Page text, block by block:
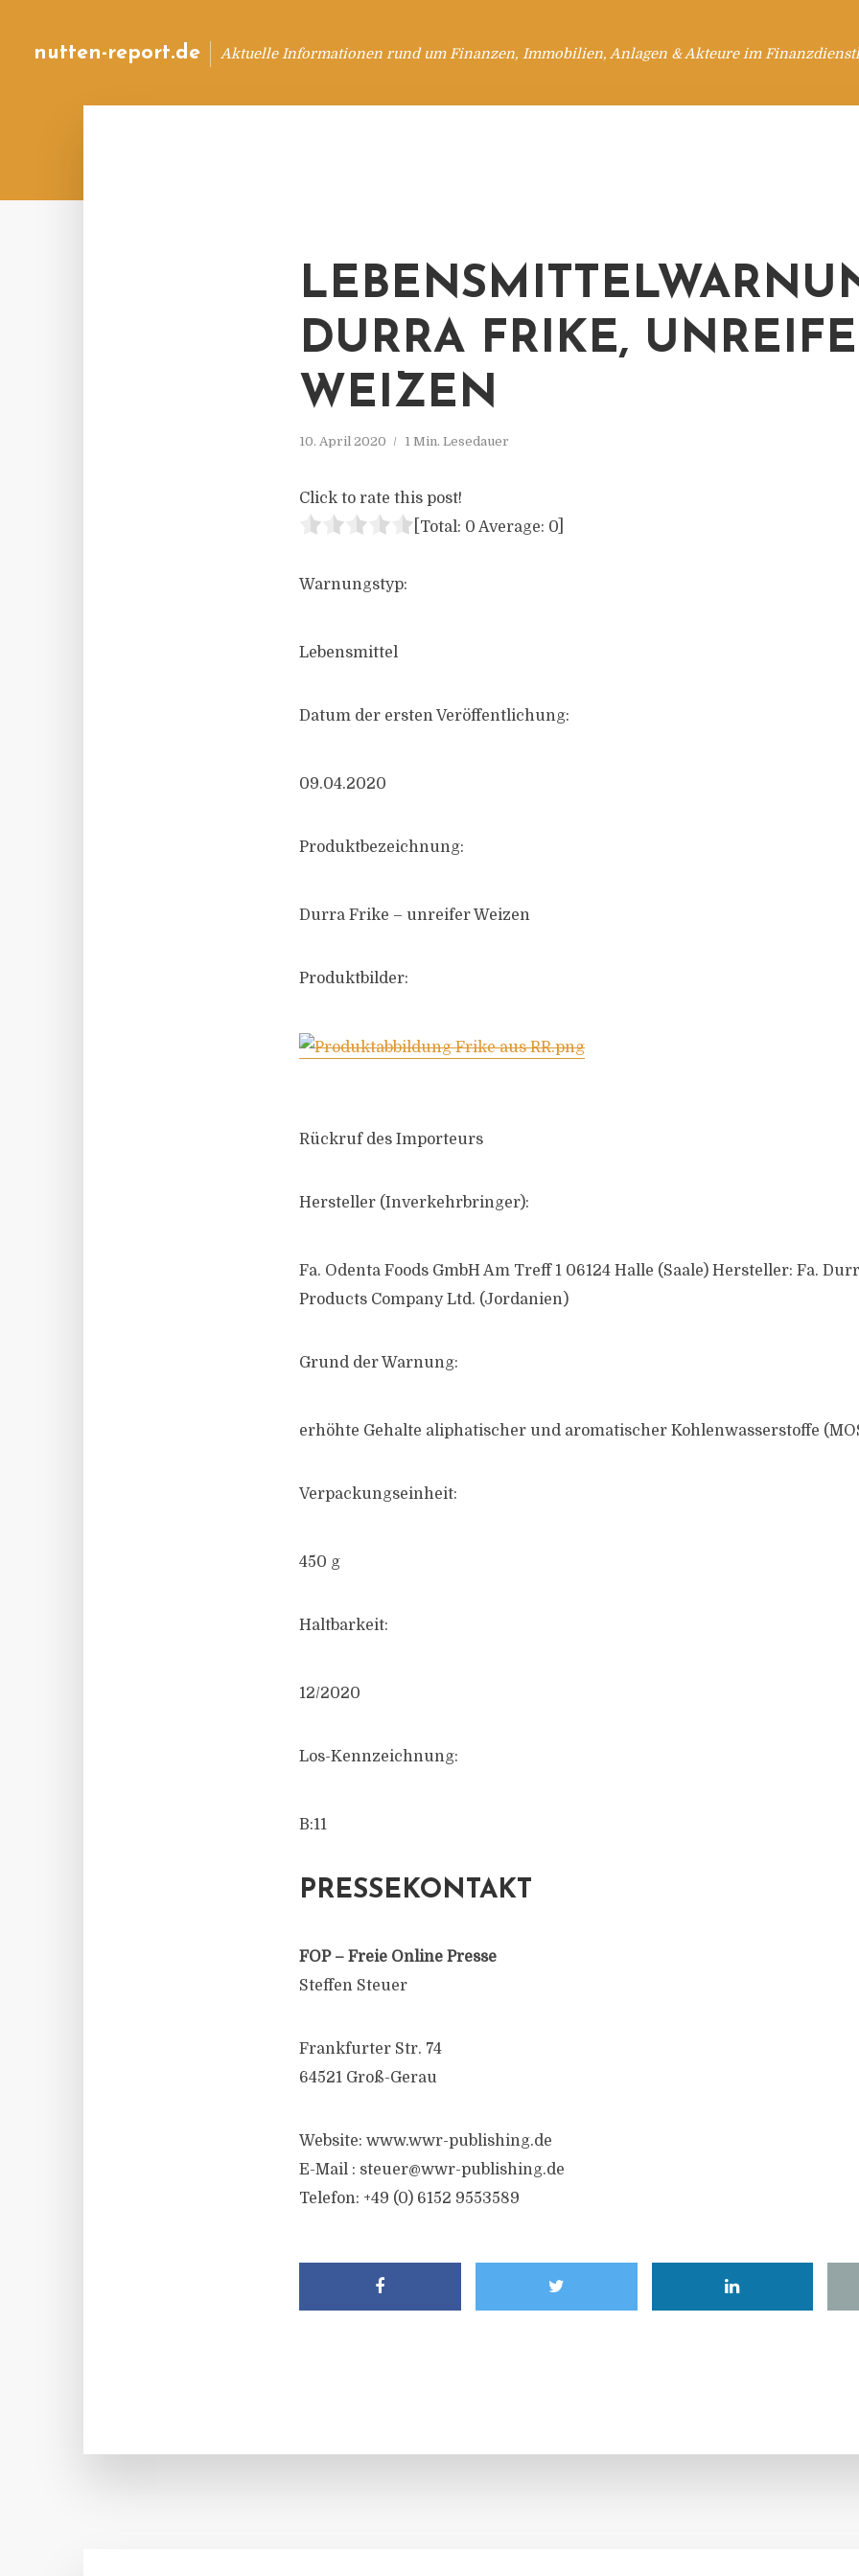
nutten-report.de Aktuelle Informationen rund um Finanzen, Immobilien, Anlagen & Akteure im
DURRA FRIKE,
WEIZEN
10. April 2020 1 Min. Lesedauer
Click to rate this post!
[Total: 0 Average: 0
Warnungstyp:
Lebensmittel
Datum der ersten Veröffentlichung:
09.04.2020
Produktbezeichnung:
Durra Frike – unreifer Weizen
Produktbilder:
Rückruf des Importeurs
Hersteller (Inverkehrbringer):
Fa. Odenta Foods GmbH Am Treff 1 06124 Halle (Saale) Hersteller: Fa.
Products Company Ltd. (Jordanien)
Grund der Warnung:
erhöhte Gehalte aliphatischer und aromatischer Kohlenwasserstoffe
Verpackungseinheit:
450 g
Haltbarkeit:
12/2020
Los-Kennzeichnung:
B:11
PRESSEKONTAKT
FOP – Freie Online Presse
Steffen Steuer
Frankfurter Str. 74
64521 Groß-Gerau
Website: www.wwr-publishing.de
E-Mail : steuer@wwr-publishing.de
Telefon: +49 (0) 6152 9553589